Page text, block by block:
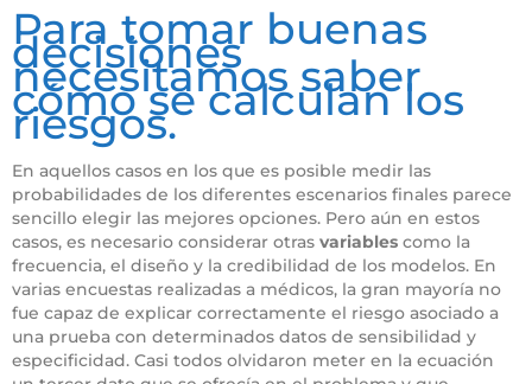
Para tomar buenas
decisiones
necesitamos saber
cómo se calculan los
riesgos.
En aquellos casos en los que es posible medir las
probabilidades de los diferentes escenarios finales parece
sencillo elegir las mejores opciones. Pero aún en estos
casos, es necesario considerar otras variables como la
frecuencia, el diseño y la credibilidad de los modelos. En
varias encuestas realizadas a médicos, la gran mayoría no
fue capaz de explicar correctamente el riesgo asociado a
una prueba con determinados datos de sensibilidad y
especificidad. Casi todos olvidaron meter en la ecuación